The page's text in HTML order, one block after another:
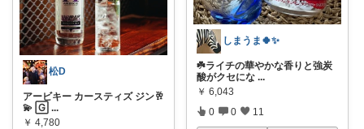
松D
アービキー カースティズ ジン🥂
💫 🄶 ...
￥ 4,780
しまうま🍀✨
☘️ライチの華やかな香りと強炭
酸がクセにな ...
￥ 6,043
0 0 11